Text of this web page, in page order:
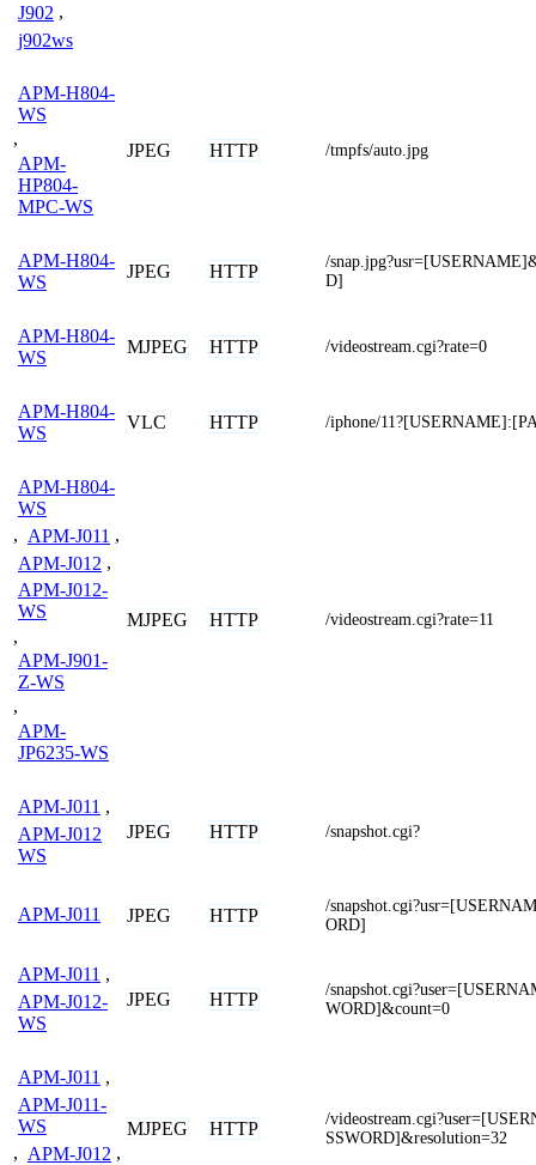
J902 ,
j902ws
APM-H804-
WS
,
APM-
HP804-
MPC-WS
JPEG HTTP /tmpfs/auto.jpg
APM-H804-
WS
JPEG HTTP
/
D]
APM-H804-
WS
MJPEG HTTP /videostream.cgi?rate=0
APM-H804-
WS
VLC HTTP /iphone/
APM-H804-
WS
, APM-J011 ,
APM-J012 ,
APM-J012-
WS
,
APM-J901-
Z-WS
,
APM-
JP6235-WS
MJPEG HTTP /videostream.cgi?rate=11
APM-J011 ,
APM-J012
WS
JPEG HTTP /snapshot.cgi?
APM-J011 JPEG HTTP
/
ORD]
APM-J011 ,
APM-J012-
WS
JPEG HTTP
/
WORD]&count=0
APM-J011 ,
APM-J011-
WS
, APM-J012 ,
MJPEG HTTP
/
SSWORD]&resolution=32